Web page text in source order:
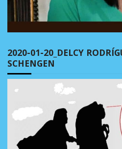
2020-01-20_DELCY
SCHENGEN